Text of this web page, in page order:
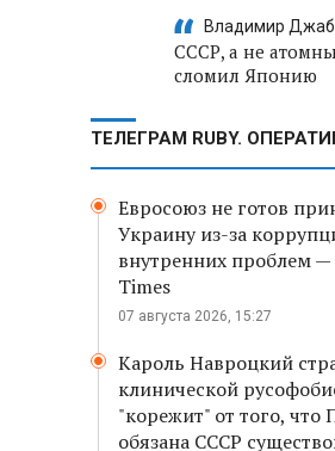
Владимир
СССР, а не
сломил Японию
ТЕЛЕГРАМ RUBY.
Евросоюз не готов
Украину из-за
внутренних проблем —
Times
07 августа 2026, 15:27
Кароль Навроцкий
клинической
"корежит" от того, что
обязана СССР